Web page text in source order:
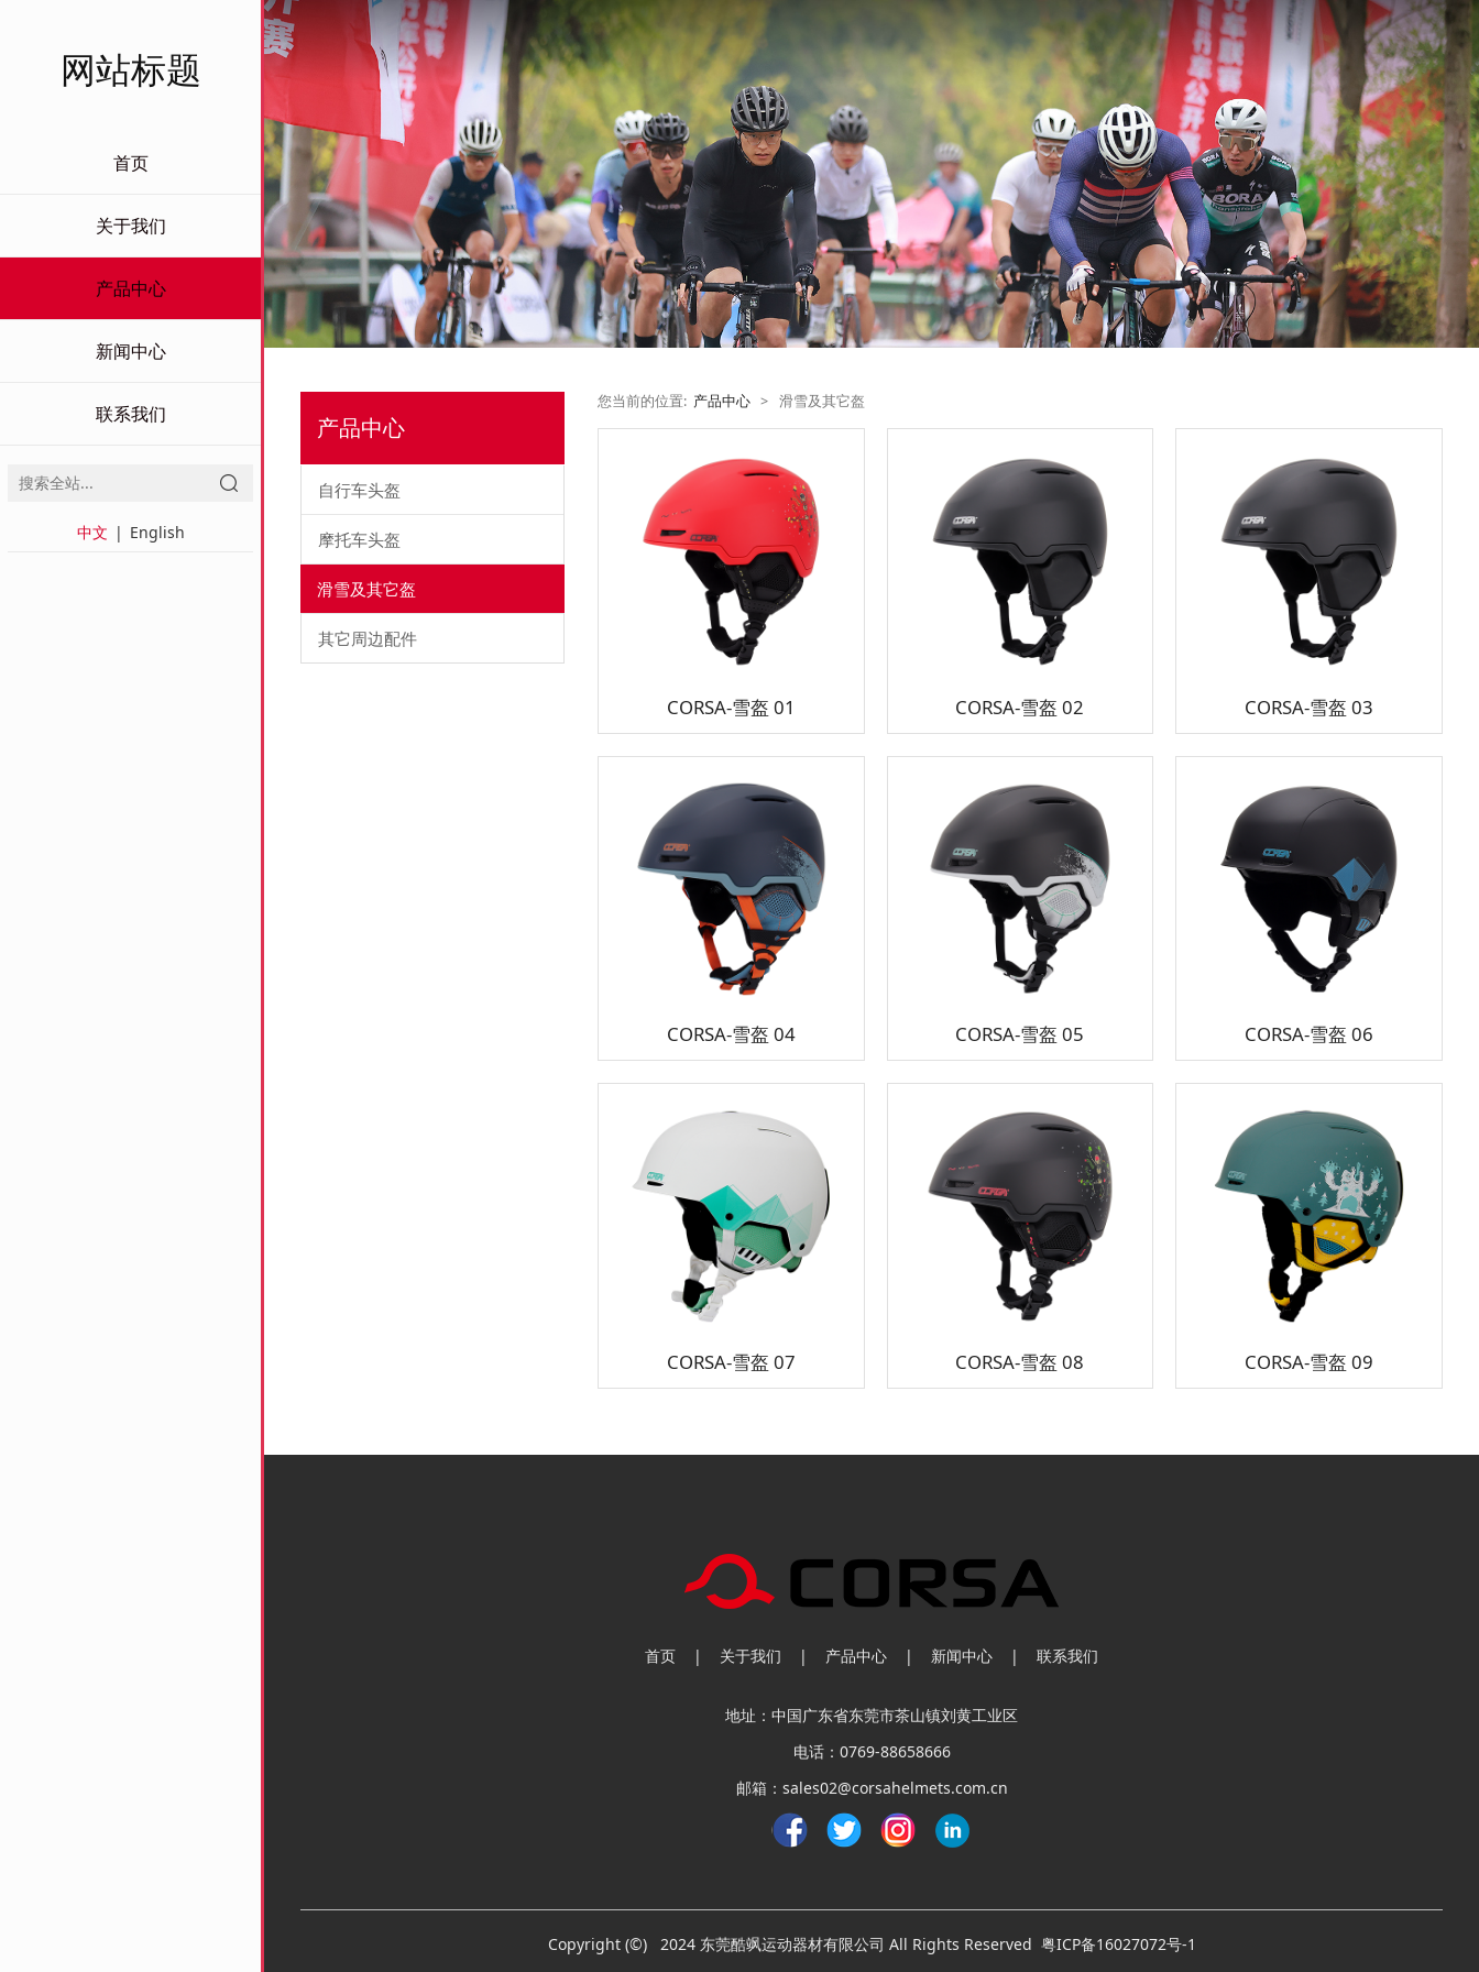
网站标题
首页
关于我们
产品中心
新闻中心
联系我们
中文 | English
产品中心
自行车头盔
摩托车头盔
滑雪及其它盔
其它周边配件
您当前的位置: 产品中心 > 滑雪及其它盔
CORSA-雪盔 01 CORSA-雪盔 02 CORSA-雪盔 03
CORSA-雪盔 04 CORSA-雪盔 05 CORSA-雪盔 06
CORSA-雪盔 07 CORSA-雪盔 08 CORSA-雪盔 09
首页 | 关于我们 | 产品中心 | 新闻中心 | 联系我们
地址：中国广东省东莞市茶山镇刘黄工业区
电话：0769-88658666
邮箱：sales02@corsahelmets.com.cn
Copyright (©) 2024 东莞酷飒运动器材有限公司 All Rights Reserved 粤ICP备16027072号-1